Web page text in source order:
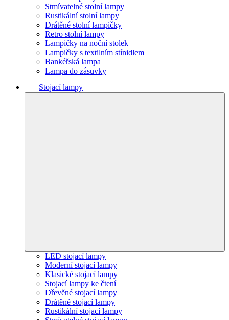
Stmívatelné stolní lampy
Rustikální stolní lampy
Drátěné stolní lampičky
Retro stolní lampy
Lampičky na noční stolek
Lampičky s textilním stínidlem
Bankéřská lampa
Lampa do zásuvky
Stojací lampy
LED stojací lampy
Moderní stojací lampy
Klasické stojací lampy
Stojací lampy ke čtení
Dřevěné stojací lampy
Drátěné stojací lampy
Rustikální stojací lampy